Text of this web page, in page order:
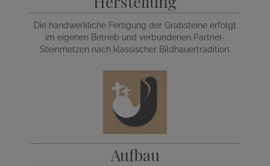
Die handwerkliche Fertigung der Grabsteine erfolgt
im eigenen Betrieb und verbundenen Partner-
Steinmetzen nach klassischer Bildhauertradition.
Aufbau